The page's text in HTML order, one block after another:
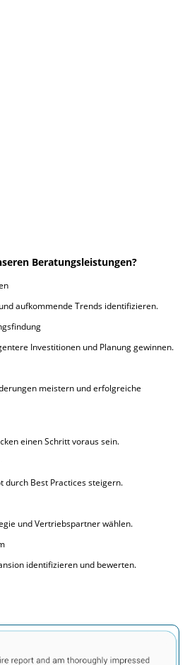
Beratungsleistungen?
aufkommende Trends identifizieren.
Investitionen und Planung gewinnen.
meistern und erfolgreiche
einen Schritt voraus sein.
durch Best Practices steigern.
und Vertriebspartner wählen.
identifizieren und bewerten.